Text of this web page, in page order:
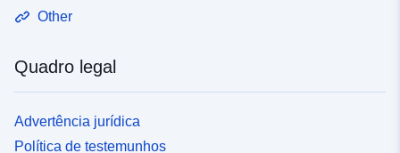
Other
Quadro legal
Advertência jurídica
Política de testemunhos